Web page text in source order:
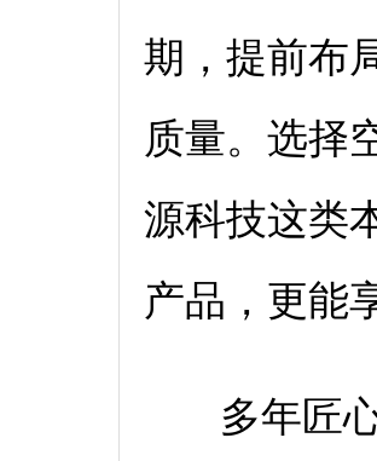
期，提前布
质量。选择
源科技这类
产品，更能
多年匠心